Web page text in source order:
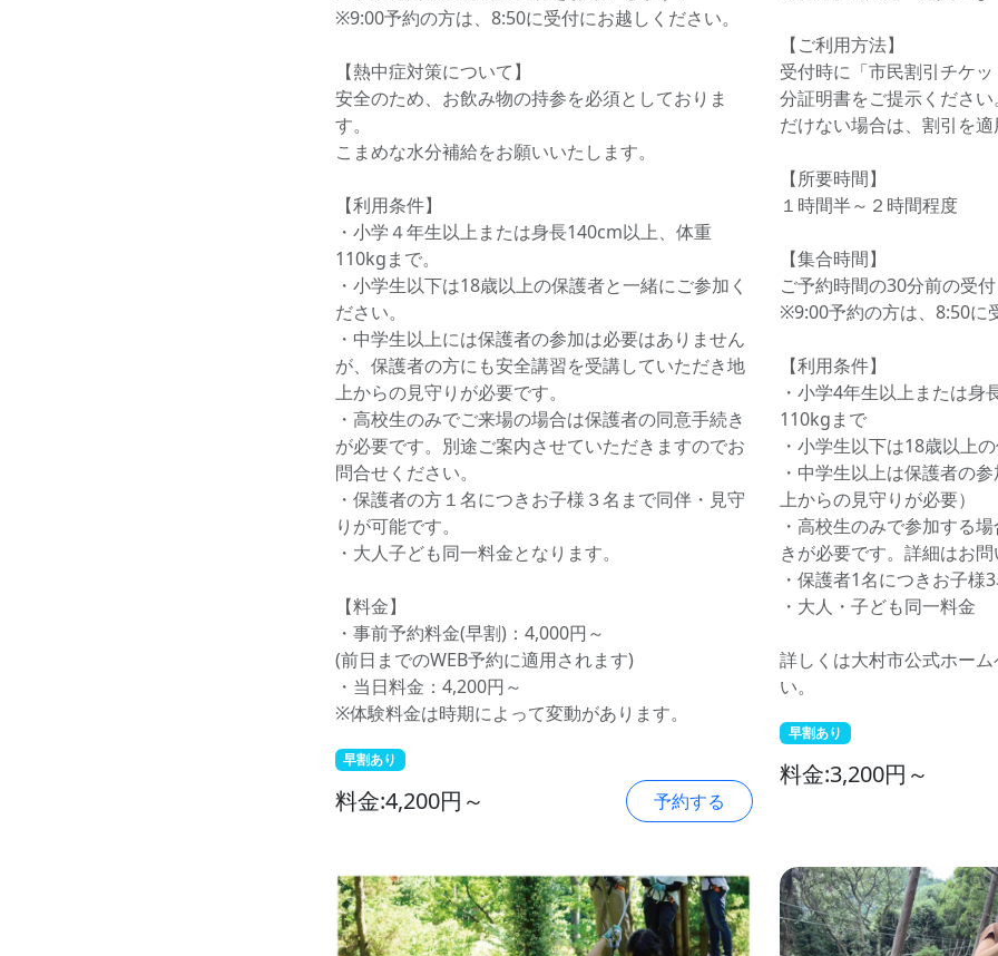
※9:00予約の方は、8:50に受付にお越しください。
【熱中症対策について】
安全のため、お飲み物の持参を必須としておりま
す。
こまめな水分補給をお願いいたします。
【利用条件】
・小学４年生以上または身長140cm以上、体重
110kgまで。
・小学生以下は18歳以上の保護者と一緒にご参加く
ださい。
・中学生以上には保護者の参加は必要はありません
が、保護者の方にも安全講習を受講していただき地
上からの見守りが必要です。
・高校生のみでご来場の場合は保護者の同意手続き
が必要です。別途ご案内させていただきますのでお
問合せください。
・保護者の方１名につきお子様３名まで同伴・見守
りが可能です。
・大人子ども同一料金となります。
【料金】
・事前予約料金(早割)：4,000円～
(前日までのWEB予約に適用されます)
・当日料金：4,200円～
※体験料金は時期によって変動があります。
早割あり
料金:4,200円～ 予約する
【ご利用方法】
受付時に「市民割引チケ
分証明書をご提示くださ
だけない場合は、割引を
【所要時間】
１時間半～２時間程度
【集合時間】
ご予約時間の30分前の受
※9:00予約の方は、8:50に
【利用条件】
・小学4年生以上または
110kgまで
・小学生以下は18歳以上
・中学生以上は保護者の
上からの見守りが必要）
・高校生のみで参加する
きが必要です。詳細はお
・保護者1名につきお子
・大人・子ども同一料金
詳しくは大村市公式ホー
い。
早割あり
料金:3,200円～